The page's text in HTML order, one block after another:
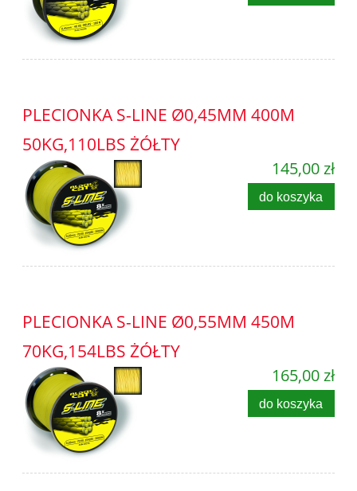
PLECIONKA S-LINE Ø0,45MM 400M
50KG,110LBS ŻÓŁTY
145,00 zł
do koszyka
PLECIONKA S-LINE Ø0,55MM 450M
70KG,154LBS ŻÓŁTY
165,00 zł
do koszyka